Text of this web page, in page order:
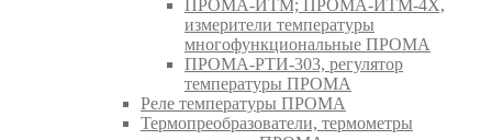
ПРОМА-ИТМ; ПРОМА-ИТМ-4Х,
измерители температуры
многофункциональные ПРОМА
ПРОМА-РТИ-303, регулятор
температуры ПРОМА
Реле температуры ПРОМА
Термопреобразователи, термометры